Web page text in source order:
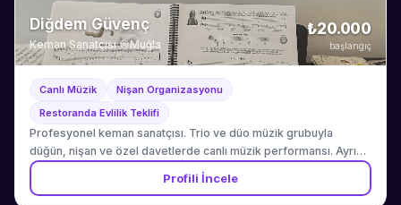
Diğdem Güvenç
Keman Sanatçısı· Muğla
₺20.000
başlangıç
Canlı Müzik
Nişan Organizasyonu
Restoranda Evlilik Teklifi
Profesyonel keman sanatçısı. Trio ve düo müzik grubuyla
düğün, nişan ve özel davetlerde canlı müzik performansı. Ayrıca
yetişkin ve çocuklara yüz yüze / online keman ve piyano dersi.
Muğla ve çevresinde hizmet.
Profili İncele